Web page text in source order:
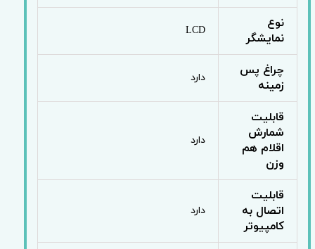
نوع
نمایشگر
LCD
چراغ پس
زمینه
دارد
قابلیت
شمارش
اقلام هم
وزن
دارد
قابلیت
اتصال به
کامپیوتر
دارد